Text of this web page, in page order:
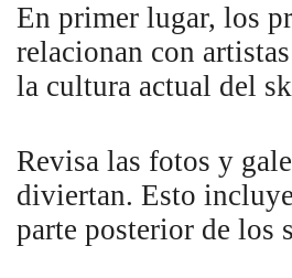
En primer lugar, los
relacionan con
la cultura actual del
Revisa las fotos y
diviertan. Esto
parte posterior de los